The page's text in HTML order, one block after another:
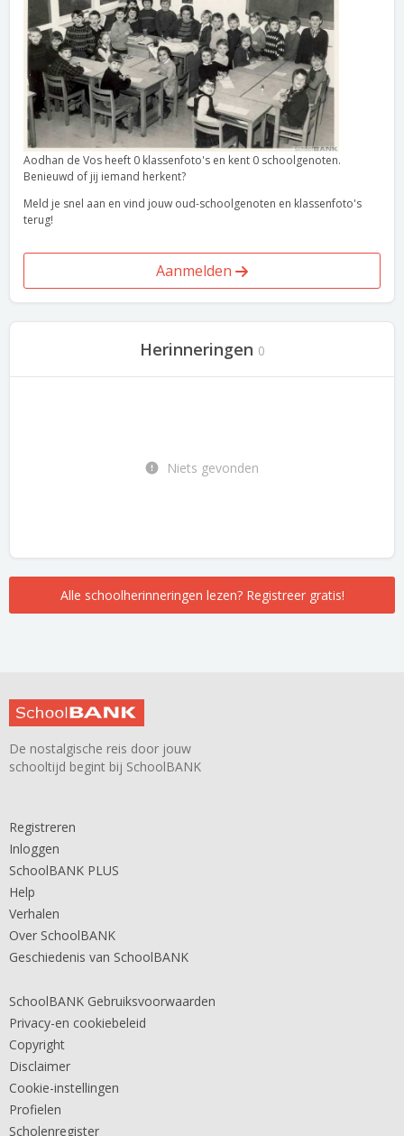
Aodhan de Vos heeft 0 klassenfoto's en kent 0 schoolgenoten.
Benieuwd of jij iemand herkent?
Meld je snel aan en vind jouw oud-schoolgenoten en klassenfoto's
terug!
Aanmelden
Herinneringen 0
Niets gevonden
Alle schoolherinneringen lezen? Registreer gratis!
De nostalgische reis door jouw
schooltijd begint bij SchoolBANK
Registreren
Inloggen
SchoolBANK PLUS
Help
Verhalen
Over SchoolBANK
Geschiedenis van SchoolBANK
SchoolBANK Gebruiksvoorwaarden
Privacy-en cookiebeleid
Copyright
Disclaimer
Cookie-instellingen
Profielen
Scholenregister